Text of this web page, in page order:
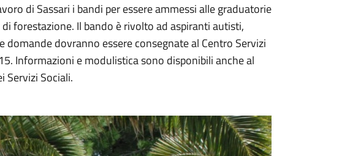
di Sassari i bandi per essere ammessi alle graduatorie
forestazione. Il bando è rivolto ad aspiranti autisti,
dovranno essere consegnate al Centro Servizi
Informazioni e modulistica sono disponibili anche al
Servizi Sociali.